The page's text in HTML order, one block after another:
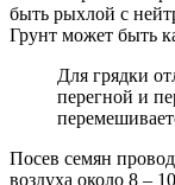
быть рыхлой с
Грунт может быть
Для грядки
перегной и
Посев семян
воздуха около 8 –